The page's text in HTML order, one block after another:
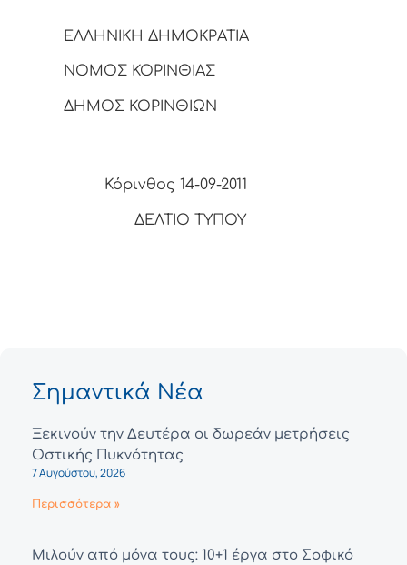
ΕΛΛΗΝΙΚΗ ΔΗΜΟΚΡΑΤΙΑ
ΝΟΜΟΣ ΚΟΡΙΝΘΙΑΣ
ΔΗΜΟΣ ΚΟΡΙΝΘΙΩΝ
Κόρινθος 14-09-2011
ΔΕΛΤΙΟ ΤΥΠΟΥ
Σημαντικά Νέα
Ξεκινούν την Δευτέρα οι δωρεάν μετρήσεις
Οστικής Πυκνότητας
7 Αυγούστου, 2026
Περισσότερα »
Μιλούν από μόνα τους: 10+1 έργα στο Σοφικό